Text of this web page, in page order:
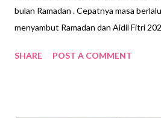
bulan Ramadan . Cepatnya masa
menyambut Ramadan dan Aidil Fitri
pun decide nak jalan-jalan dan makan-
SHARE POST A COMMENT